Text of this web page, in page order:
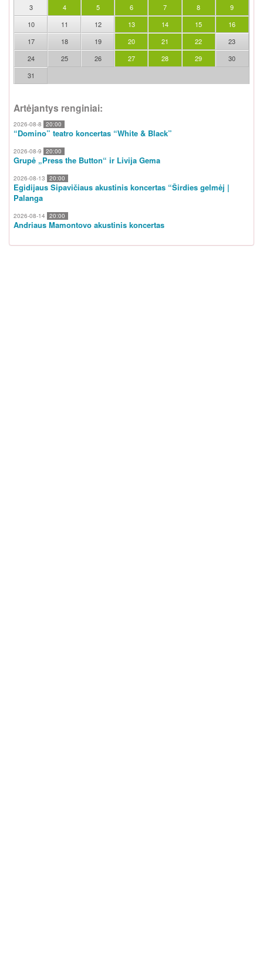
3 4 5 6 7 8
9
10
11 12 13 14 15
16
17
18 19 20 21 22
23
24
25 26 27 28 29
30
31
Artėjantys renginiai:
2026-08-8 20:00
“Domino” teatro koncertas “White & Black”
2026-08-9 20:00
Grupė „Press the Button“ ir Livija Gema
2026-08-13 20:00
Egidijaus Sipavičiaus akustinis koncertas “Širdies gelmėj |
Palanga
2026-08-14 20:00
Andriaus Mamontovo akustinis koncertas